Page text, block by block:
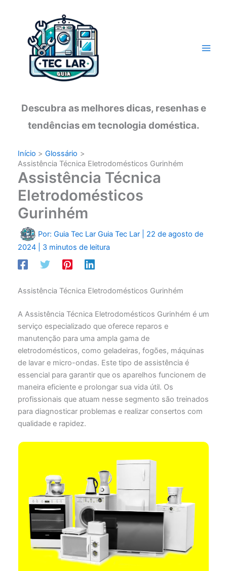
conteúdo
Descubra as melhores dicas, resenhas e
tendências em tecnologia doméstica.
Início
Glossário
Assistência Técnica Eletrodomésticos Gurinhém
Assistência Técnica
Eletrodomésticos
Gurinhém
Por: Guia Tec Lar Guia Tec Lar
22 de agosto de
2024
3 minutos de leitura
Assistência Técnica Eletrodomésticos Gurinhém
A Assistência Técnica Eletrodomésticos Gurinhém é um
serviço especializado que oferece reparos e
manutenção para uma ampla gama de
eletrodomésticos, como geladeiras, fogões, máquinas
de lavar e micro-ondas. Este tipo de assistência é
essencial para garantir que os aparelhos funcionem de
maneira eficiente e prolongar sua vida útil. Os
profissionais que atuam nesse segmento são treinados
para diagnosticar problemas e realizar consertos com
qualidade e rapidez.